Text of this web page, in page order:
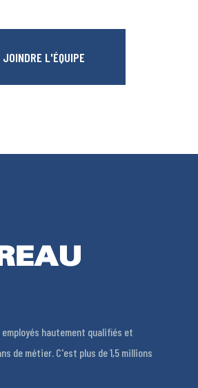
JOINDRE L'ÉQUIPE
employés hautement qualifiés et
de métier. C'est plus de 1,5 millions